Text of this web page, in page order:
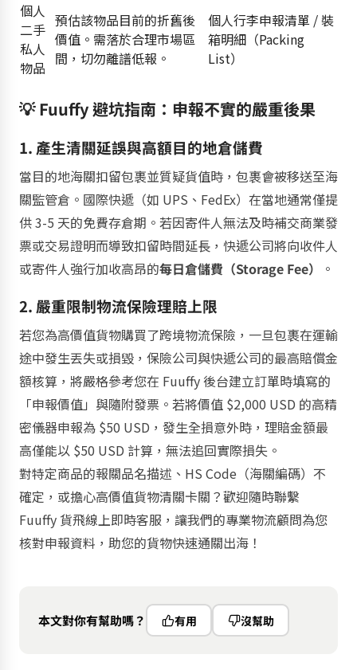
個人
二手
私人
物品
預估該物品目前的折舊後
價值。 需落於合理市場區
間，切勿離譜低報。
個人行李申報清單 / 裝
箱明細（Packing
List）
💡 Fuuffy 避坑指南：申報不實的嚴重後果
1. 產生清關延誤與高額目的地倉儲費
當目的地海關扣留包裹並質疑貨值時，包裹會被移送至海
關監管倉。國際快遞（如 UPS、FedEx）在當地通常僅提
供 3-5 天的免費存倉期。若因寄件人無法及時補交商業發
票或交易證明而導致扣留時間延長，快遞公司將向收件人
或寄件人強行加收高昂的每日倉儲費（Storage Fee） 。
2. 嚴重限制物流保險理賠上限
若您為高價值貨物購買了跨境物流保險，一旦包裹在運輸
途中發生丟失或損毀，保險公司與快遞公司的最高賠償金
額核算，將嚴格參考您在 Fuuffy 後台建立訂單時填寫的
「申報價值」與隨附發票 。若將價值 $2,000 USD 的高精
密儀器申報為 $50 USD，發生全損意外時，理賠金額最
高僅能以 $50 USD 計算，無法追回實際損失。
對特定商品的報關品名描述、HS Code（海關編碼）不
確定，或擔心高價值貨物清關卡關？歡迎隨時聯繫
Fuuffy 貨飛線上即時客服 ，讓我們的專業物流顧問為您
核對申報資料，助您的貨物快速通關出海！
本文對你有幫助嗎？ 有用 沒幫助